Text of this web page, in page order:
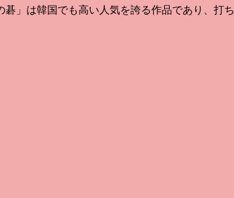
」は韓国でも高い人気を誇る作品であり、打ち